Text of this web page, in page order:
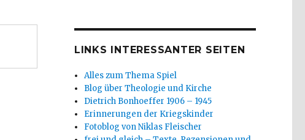
LINKS INTERESSANTER SEITEN
Alles zum Thema Spiel
Blog über Theologie und Kirche
Dietrich Bonhoeffer 1906 – 1945
Erinnerungen der Kriegskinder
Fotoblog von Niklas Fleischer